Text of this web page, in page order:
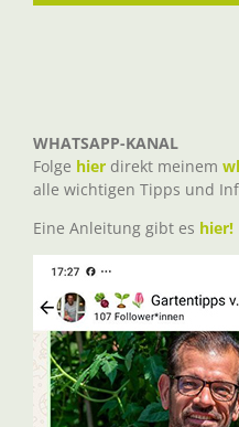
WHATSAPP-KANAL
Folge hier direkt meinem
alle wichtigen Tipps und
Eine Anleitung gibt es hier!